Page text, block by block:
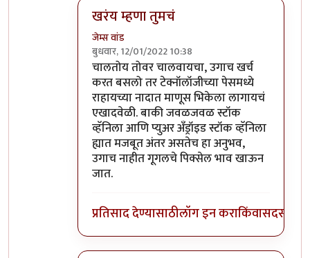
खरंय म्हणा तुमचं
जेम्स वांड
बुधवार, 12/01/2022 10:38
In reply toमाझ्याकडे वन प्लस फाईव्ह टी
चालतोय तोवर चालवायचा, उगाच खर्च
करत बसलो तर टेक्नॉलॉजीच्या पेसमध्ये
राहायच्या नादात माणूस भिकेला लागायचं
एखादवेळी. बाकी जवळजवळ स्टॉक
व्हॅनिला आणि प्युअर अँड्रॉइड स्टॉक व्हॅनिला
ह्यात मजबूत अंतर असतेच हा अनुभव,
उगाच नाहीत गूगलचे पिक्सेल भाव खाऊन
जात.
प्रतिसाद देण्यासाठीलॉग इन कराकिंवासदस्य व्हा